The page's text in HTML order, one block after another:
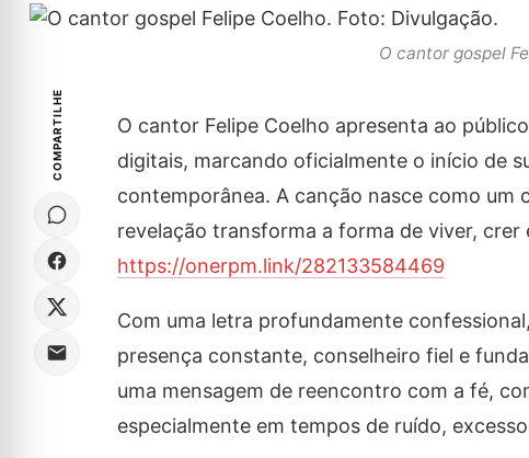
O cantor gospel
COMPARTILHE
O cantor Felipe Coelho apresenta ao
digitais, marcando oficialmente o início de
contemporânea. A canção nasce como um
revelação transforma a forma de viver, crer
https://onerpm.link/282133584469
Com uma letra profundamente
presença constante, conselheiro fiel e
uma mensagem de reencontro com a fé,
especialmente em tempos de ruído,